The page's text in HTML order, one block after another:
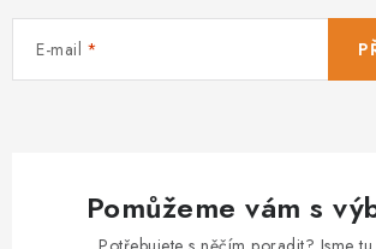
E-mail
Pomůžeme vám s